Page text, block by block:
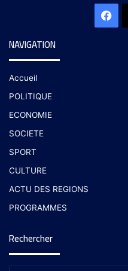
NAVIGATION
Accueil
POLITIQUE
ECONOMIE
SOCIETE
SPORT
CULTURE
ACTU DES REGIONS
PROGRAMMES
Rechercher